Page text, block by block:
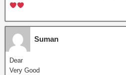
Suman
Dear
Very Good